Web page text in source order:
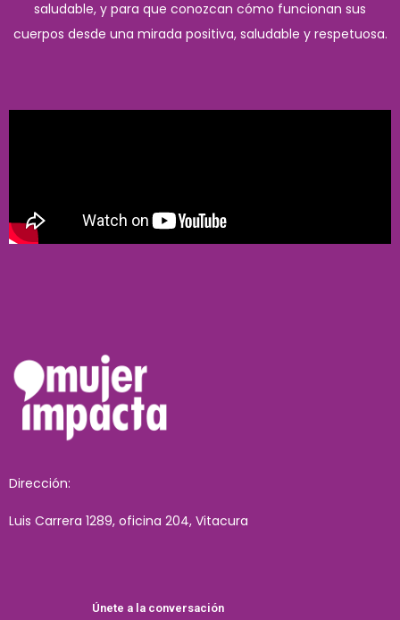
saludable, y para que conozcan cómo funcionan sus
cuerpos desde una mirada positiva, saludable y respetuosa.
Dirección:
Luis Carrera 1289, oficina 204, Vitacura
Únete a la conversación